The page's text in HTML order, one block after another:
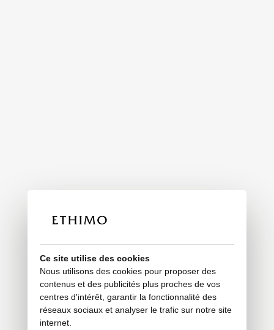
Ce site utilise des cookies
Nous utilisons des cookies pour proposer des
contenus et des publicités plus proches de vos
centres d'intérêt, garantir la fonctionnalité des
réseaux sociaux et analyser le trafic sur notre site
internet.